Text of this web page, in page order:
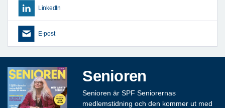
LinkedIn
E-post
Senioren
Senioren är SPF Seniorernas
medlemstidning och den kommer ut med